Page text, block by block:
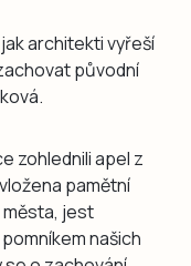
architekti vyřeší
původní
zohlednili apel z
pamětní
města, jest
našich